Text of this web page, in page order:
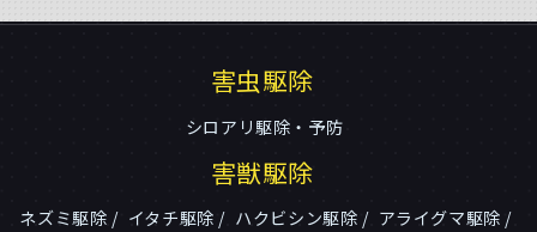
害虫駆除
シロアリ駆除・予防
害獣駆除
ネズミ駆除 イタチ駆除 ハクビシン駆除
アライグマ駆除